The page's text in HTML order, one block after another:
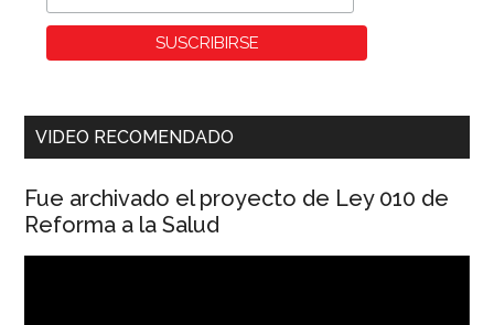
VIDEO RECOMENDADO
Fue archivado el proyecto de Ley 010 de
Reforma a la Salud